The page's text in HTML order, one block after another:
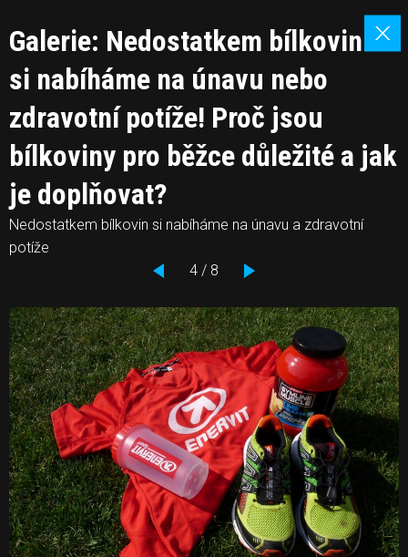
Galerie: Nedostatkem bílkovin
si nabíháme na únavu nebo
zdravotní potíže! Proč jsou
bílkoviny pro běžce důležité a jak
je doplňovat?
Nedostatkem bílkovin si nabíháme na únavu a zdravotní
potíže
4 / 8